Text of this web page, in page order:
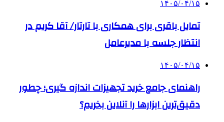
۱۴۰۵/۰۴/۱۵
تمایل باقری برای همکاری با تارتار/ آقا کریم در
انتظار جلسه با مدیرعامل
۱۴۰۵/۰۴/۱۵
راهنمای جامع خرید تجهیزات اندازه گیری؛ چطور
دقیق‌ترین ابزارها را آنلاین بخریم؟